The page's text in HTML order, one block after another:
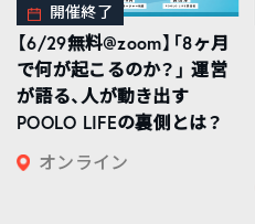
開催終了
【6/29無料@zoom】「8ヶ月
で何が起こるのか？」 運営
が語る、人が動き出す
POOLO LIFEの裏側とは？
オンライン